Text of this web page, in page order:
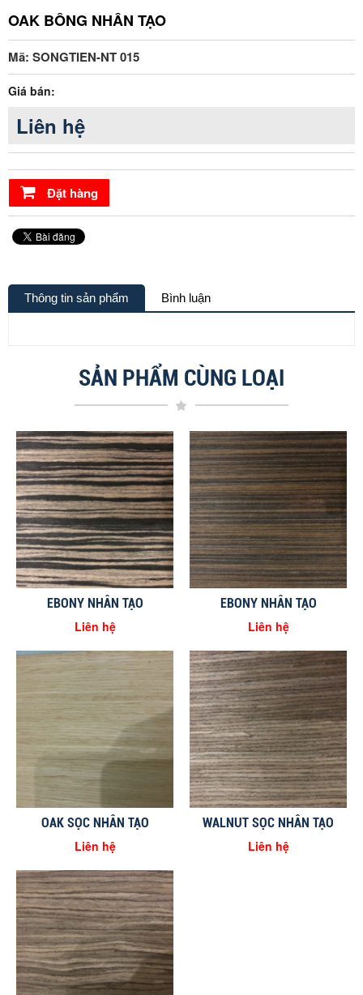
OAK BÔNG NHÂN TẠO
Mã: SONGTIEN-NT 015
Giá bán:
Liên hệ
Đặt hàng
Thông tin sản phẩm Bình luận
SẢN PHẨM CÙNG LOẠI
EBONY NHÂN TẠO
Liên hệ
EBONY NHÂN TẠO
Liên hệ
OAK SỌC NHÂN TẠO
Liên hệ
WALNUT SỌC NHÂN TẠO
Liên hệ